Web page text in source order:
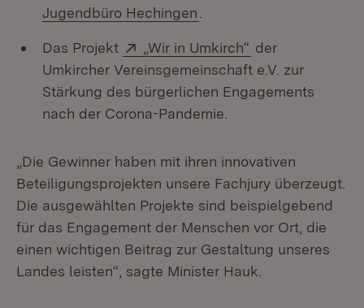
Jugendbüro Hechingen
Das Projekt Extern:
„Wir in Umkirch“ (Öffnet in
der
Umkircher Vereinsgemeinschaft e.V. zur
Stärkung des bürgerlichen Engagements
nach der Corona-Pandemie.
„Die Gewinner haben mit ihren innovativen
Beteiligungsprojekten unsere Fachjury überzeugt.
Die ausgewählten Projekte sind beispielgebend
für das Engagement der Menschen vor Ort, die
einen wichtigen Beitrag zur Gestaltung unseres
Landes leisten“, sagte Minister Hauk.